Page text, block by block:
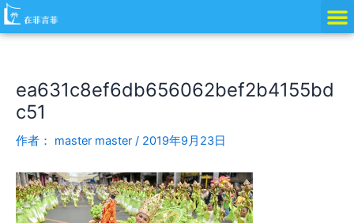
跳
至
ea631c8ef6db656062bef2b4155bd
c51
作者： master master / 2019年9月23日
Post
navigation